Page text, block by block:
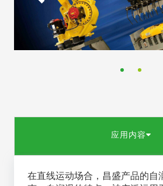
应用内容
在直线运动场合，昌盛产品的自